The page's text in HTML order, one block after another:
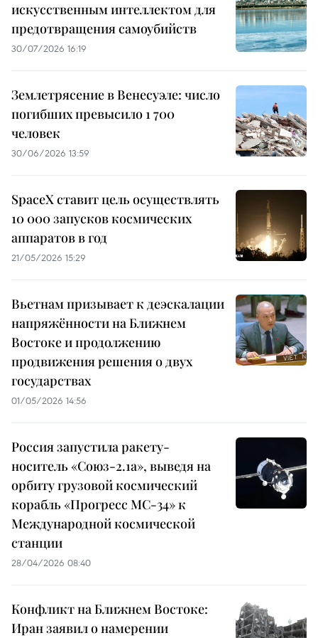
искусственным интеллектом для
предотвращения самоубийств
30/07/2026 16:19
Землетрясение в Венесуэле: число
погибших превысило 1 700
человек
30/06/2026 13:59
SpaceX ставит цель осуществлять
10 000 запусков космических
аппаратов в год
21/05/2026 15:29
Вьетнам призывает к деэскалации
напряжённости на Ближнем
Востоке и продолжению
продвижения решения о двух
государствах
01/05/2026 14:56
Россия запустила ракету-
носитель «Союз-2.1а», выведя на
орбиту грузовой космический
корабль «Прогресс МС-34» к
Международной космической
станции
28/04/2026 08:40
Конфликт на Ближнем Востоке:
Иран заявил о намерении